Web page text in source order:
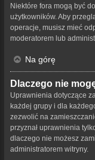
Niektóre fora mogą być
użytkowników. Aby
operacje, musisz mieć
moderatorem lub
Na górę
Dlaczego nie
Uprawnienia dotyczące
każdej grupy i dla
zezwolić na
przyznał uprawnienia
dlaczego nie możesz
administratorem witryny.